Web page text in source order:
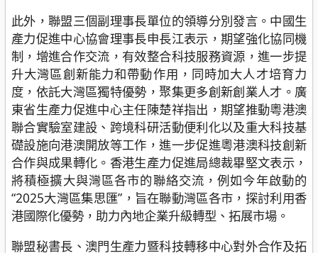
此外，聯盟三個副理事長單位的領導分別發言。中國生
產力促進中心協會理事長申長江表示，期望強化協同機
制，增進合作交流，有效整合科技服務資源，進一步提
升大灣區創新能力和帶動作用，同時加大人才培育力
度，依託大灣區獨特優勢，聚集更多創新創業人才。廣
東省生產力促進中心主任陳楚祥指出，期望推動粵港澳
聯合實驗室建設、跨境科研活動便利化以及重大科技基
礎設施向港澳開放等工作，進一步促進粵港澳科技創新
合作與成果轉化。香港生產力促進局總裁畢堅文表示，
將積極擴大與灣區各市的聯絡交流，例如今年啟動的
“2025大灣區集思匯”，旨在聯動灣區各市，探討利用香
港國際化優勢，助力內地企業升級轉型、拓展市場。
聯盟秘書長、澳門生產力暨科技轉移中心對外合作及拓